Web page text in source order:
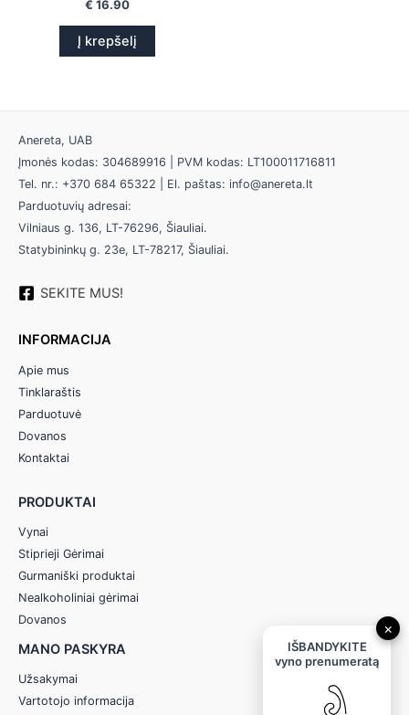
€ 16.90
Į krepšelį
Anereta, UAB
Įmonės kodas: 304689916 | PVM kodas: LT100011716811
Tel. nr.: +370 684 65322 | El. paštas: info@anereta.lt
Parduotuvių adresai:
Vilniaus g. 136, LT-76296, Šiauliai.
Statybininkų g. 23e, LT-78217, Šiauliai.
SEKITE MUS!
INFORMACIJA
Apie mus
Tinklaraštis
Parduotuvė
Dovanos
Kontaktai
PRODUKTAI
Vynai
Stiprieji Gėrimai
Gurmaniški produktai
Nealkoholiniai gėrimai
Dovanos
MANO PASKYRA
Užsakymai
Vartotojo informacija
×
IŠBANDYKITE
vyno prenumeratą